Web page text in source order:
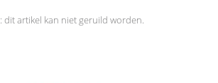
dit artikel kan niet geruild worden.